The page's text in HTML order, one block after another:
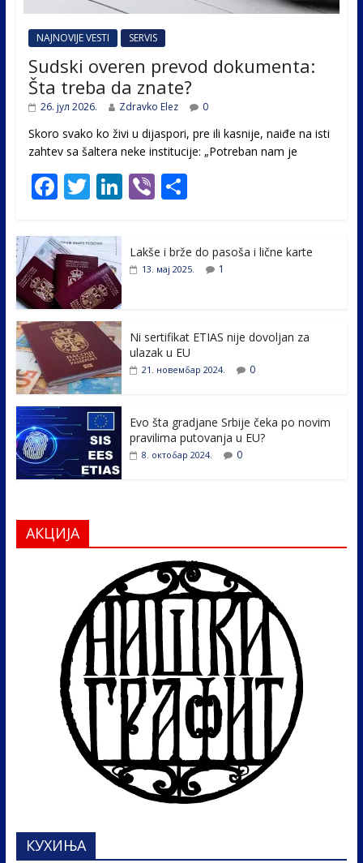
NAJNOVIJE VESTI SERVIS
Sudski overen prevod dokumenta:
Šta treba da znate?
26. јул 2026. Zdravko Elez 0
Skoro svako ko živi u dijaspori, pre ili kasnije, naiđe na isti
zahtev sa šaltera neke institucije: „Potreban nam je
F
e
b
o
o
k
T
itt
er
Li
e
Vi
er
S
ar
e
Lakše i brže do pasoša i lične karte
13. мај 2025. 1
Ni sertifikat ETIAS nije dovoljan za
ulazak u EU
21. новембар 2024. 0
Evo šta gradjane Srbije čeka po novim
pravilima putovanja u EU?
8. октобар 2024. 0
АКЦИЈА
КУХИЊА